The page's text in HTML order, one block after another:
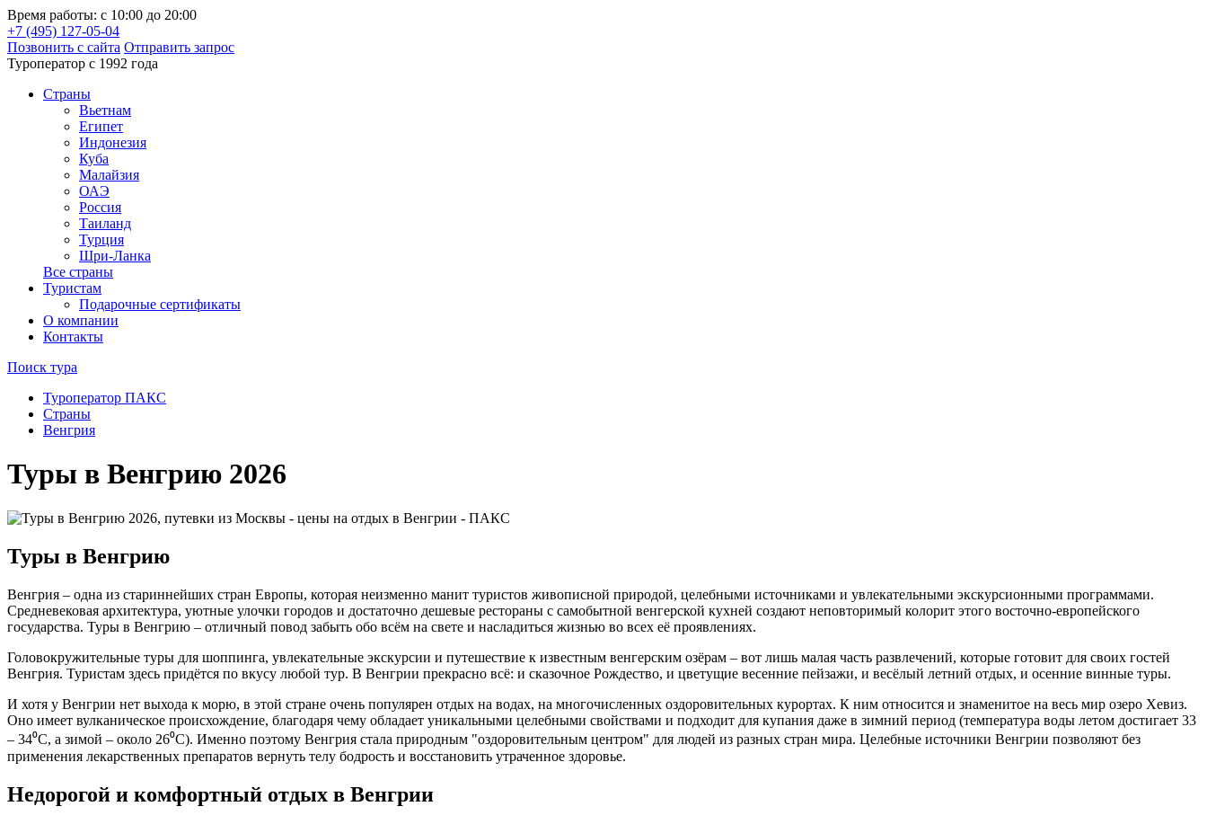
Время работы: с 10:00 до 20:00
+7 (495) 127-05-04
Позвонить с сайта Отправить запрос
Туроператор с 1992 года
Cтраны
Вьетнам
Египет
Индонезия
Куба
Малайзия
ОАЭ
Россия
Таиланд
Турция
Шри-Ланка
Все страны
Туристам
Подарочные сертификаты
О компании
Контакты
Поиск тура
Туроператор ПАКС
Cтраны
Венгрия
Туры в Венгрию 2026
Туры в Венгрию
Венгрия – одна из стариннейших стран Европы, которая неизменно манит туристов живописной природой, целебными источниками и увлекательными экскурсионными программами.
Средневековая архитектура, уютные улочки городов и достаточно дешевые рестораны с самобытной венгерской кухней создают неповторимый колорит этого восточно-европейского
государства. Туры в Венгрию – отличный повод забыть обо всём на свете и насладиться жизнью во всех её проявлениях.
Головокружительные туры для шоппинга, увлекательные экскурсии и путешествие к известным венгерским озёрам – вот лишь малая часть развлечений, которые готовит для своих гостей
Венгрия. Туристам здесь придётся по вкусу любой тур. В Венгрии прекрасно всё: и сказочное Рождество, и цветущие весенние пейзажи, и весёлый летний отдых, и осенние винные туры.
И хотя у Венгрии нет выхода к морю, в этой стране очень популярен отдых на водах, на многочисленных оздоровительных курортах. К ним относится и знаменитое на весь мир озеро Хевиз.
Оно имеет вулканическое происхождение, благодаря чему обладает уникальными целебными свойствами и подходит для купания даже в зимний период (температура воды летом достигает 33
– 34⁰C, а зимой – около 26⁰C). Именно поэтому Венгрия стала природным "оздоровительным центром" для людей из разных стран мира. Целебные источники Венгрии позволяют без
применения лекарственных препаратов вернуть телу бодрость и восстановить утраченное здоровье.
Недорогой и комфортный отдых в Венгрии